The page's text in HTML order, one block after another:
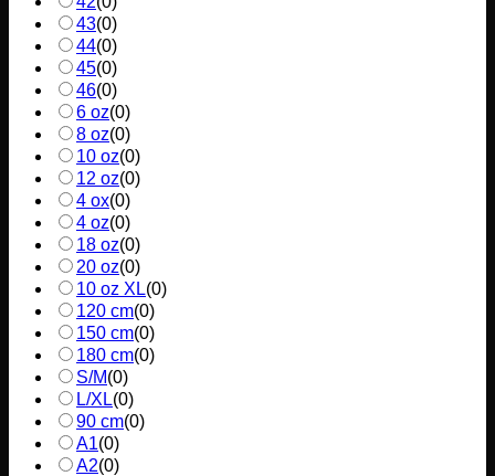
43(0)
44(0)
45(0)
46(0)
6 oz(0)
8 oz(0)
10 oz(0)
12 oz(0)
4 ox(0)
4 oz(0)
18 oz(0)
20 oz(0)
10 oz XL(0)
120 cm(0)
150 cm(0)
180 cm(0)
S/M(0)
L/XL(0)
90 cm(0)
A1(0)
A2(0)